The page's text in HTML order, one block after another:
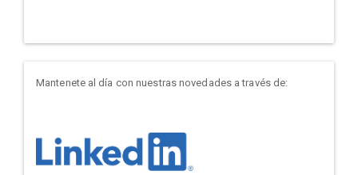
Mantenete al día con nuestras novedades a través de: